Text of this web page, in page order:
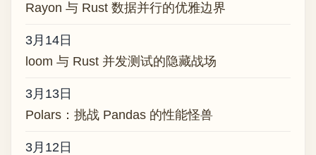
Rayon 与 Rust 数据并行的优雅边界
3月14日
loom 与 Rust 并发测试的隐藏战场
3月13日
Polars：挑战 Pandas 的性能怪兽
3月12日